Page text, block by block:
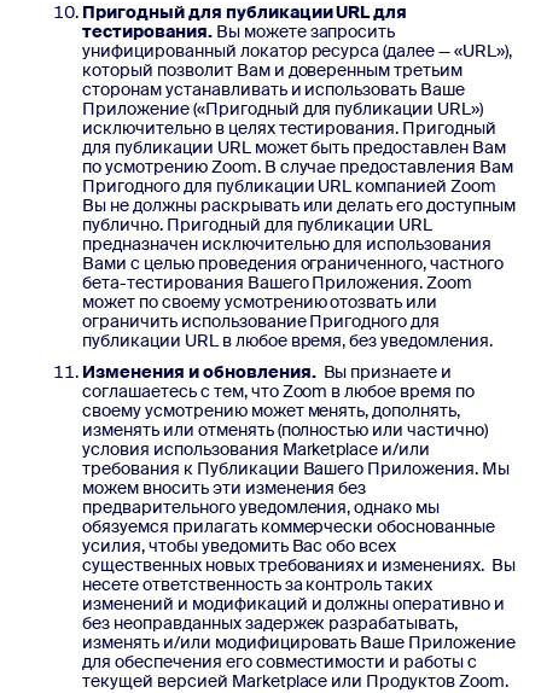
Пригодный для публикации URL для
тестирования.Вы можете запросить
унифицированный локатор ресурса (далее — «URL»),
который позволит Вам и доверенным третьим
сторонам устанавливать и использовать Ваше
Приложение («Пригодный для публикации URL»)
исключительно в целях тестирования. Пригодный
для публикации URL может быть предоставлен Вам
по усмотрению Zoom. В случае предоставления Вам
Пригодного для публикации URL компанией Zoom
Вы не должны раскрывать или делать его доступным
публично. Пригодный для публикации URL
предназначен исключительно для использования
Вами с целью проведения ограниченного, частного
бета-тестирования Вашего Приложения. Zoom
может по своему усмотрению отозвать или
ограничить использование Пригодного для
публикации URL в любое время, без уведомления.
Изменения и обновления. Вы признаете и
соглашаетесь с тем, что Zoom в любое время по
своему усмотрению может менять, дополнять,
изменять или отменять (полностью или частично)
условия использования Marketplace и/или
требования к Публикации Вашего Приложения. Мы
можем вносить эти изменения без
предварительного уведомления, однако мы
обязуемся прилагать коммерчески обоснованные
усилия, чтобы уведомить Вас обо всех
существенных новых требованиях и изменениях. Вы
несете ответственность за контроль таких
изменений и модификаций и должны оперативно и
без неоправданных задержек разрабатывать,
изменять и/или модифицировать Ваше Приложение
для обеспечения его совместимости и работы с
текущей версией Marketplace или Продуктов Zoom.